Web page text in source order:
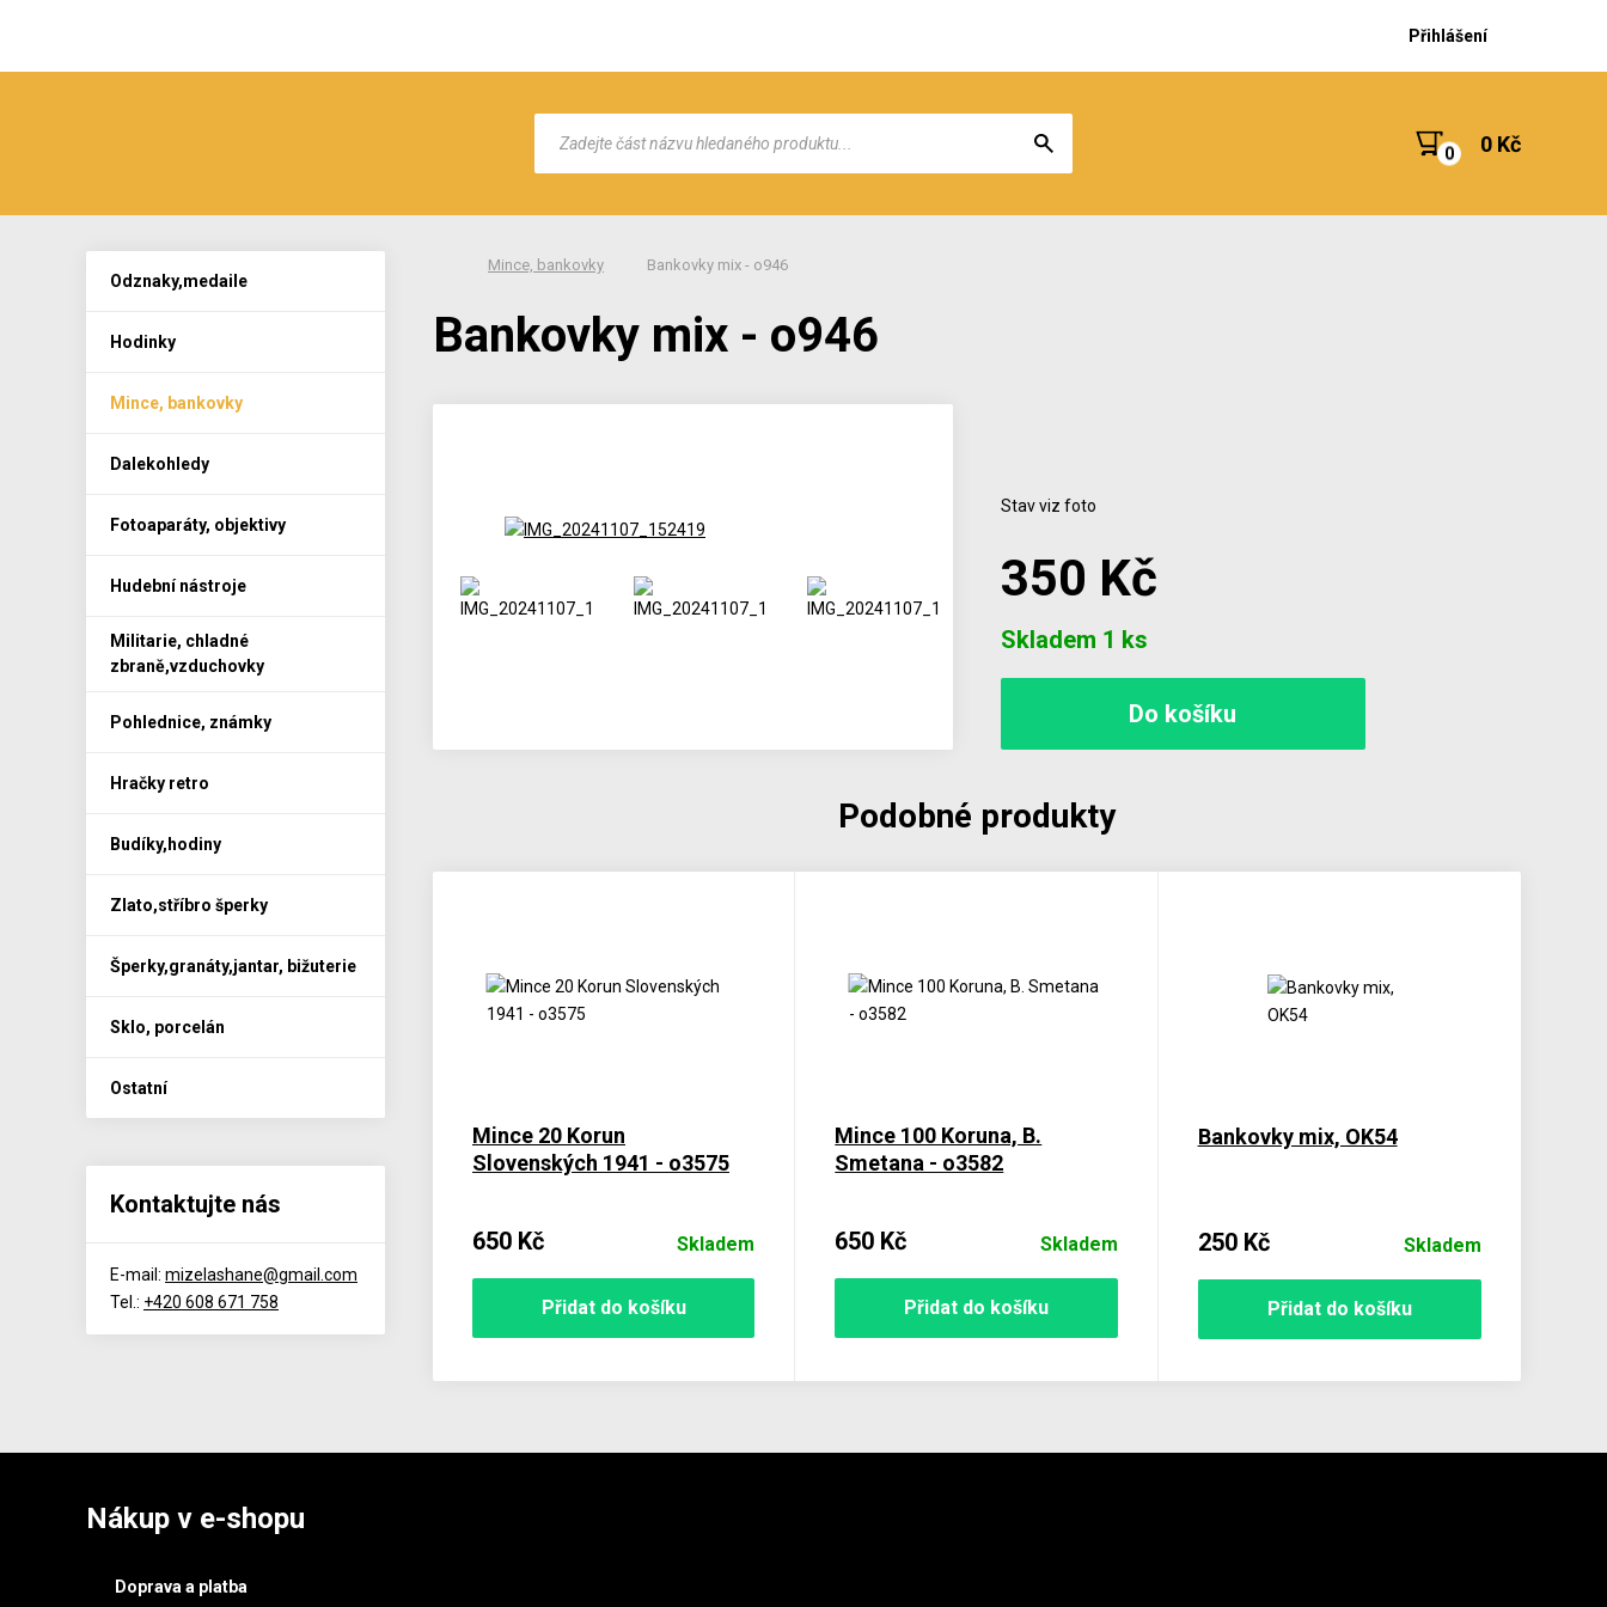
Přihlášení
0 Kč
Mince, bankovky Bankovky mix - o946
Bankovky mix - o946
Stav viz foto
350 Kč
Skladem 1 ks
Podobné produkty
Mince 20 Korun
Slovenských 1941 - o3575
650 Kč Skladem
Přidat do košíku
Mince 100 Koruna, B.
Smetana - o3582
650 Kč Skladem
Přidat do košíku
Bankovky mix, OK54
250 Kč Skladem
Přidat do košíku
Odznaky,medaile
Hodinky
Mince, bankovky
Dalekohledy
Fotoaparáty, objektivy
Hudební nástroje
Militarie, chladné
zbraně,vzduchovky
Pohlednice, známky
Hračky retro
Budíky,hodiny
Zlato,stříbro šperky
Šperky,granáty,jantar, bižuterie
Sklo, porcelán
Ostatní
Kontaktujte nás
E-mail: mizelashane@gmail.com
Tel.: +420 608 671 758
Nákup v e-shopu
Doprava a platba